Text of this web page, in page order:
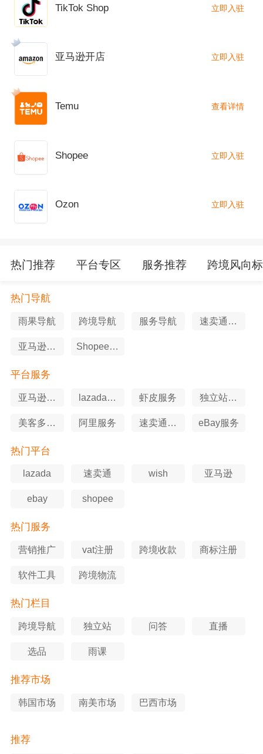
TikTok Shop 立即入驻
亚马逊开店 立即入驻
Temu 查看详情
Shopee 立即入驻
Ozon 立即入驻
热门推荐 平台专区 服务推荐 跨境风向标
热门导航
雨果导航 跨境导航 服务导航
速卖通导
亚马逊导
Shopee导
平台服务
亚马逊服
lazada服
虾皮服务
独立站服
美客多服
阿里服务
速卖通服
eBay服务
热门平台
lazada 速卖通 wish 亚马逊
ebay shopee
热门服务
营销推广 vat注册 跨境收款 商标注册
软件工具 跨境物流
热门栏目
跨境导航 独立站 问答 直播
选品 雨课
推荐市场
韩国市场 南美市场 巴西市场
推荐